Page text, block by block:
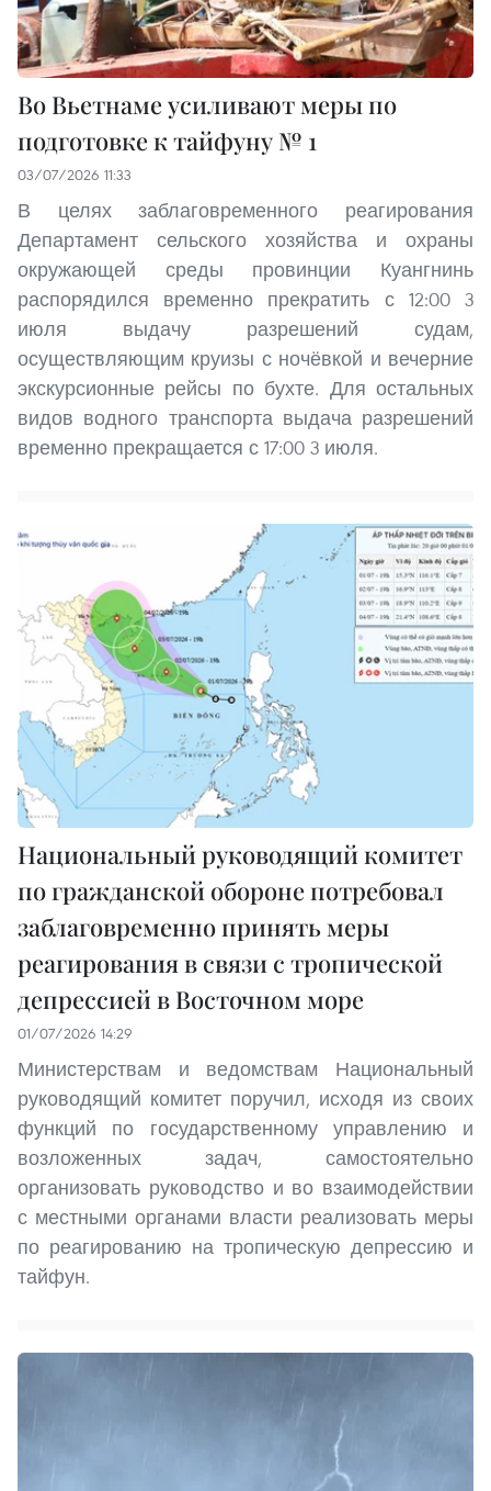
Во Вьетнаме усиливают меры по
подготовке к тайфуну № 1
03/07/2026 11:33
В целях заблаговременного реагирования
Департамент сельского хозяйства и охраны
окружающей среды провинции Куангнинь
распорядился временно прекратить с 12:00 3
июля выдачу разрешений судам,
осуществляющим круизы с ночёвкой и вечерние
экскурсионные рейсы по бухте. Для остальных
видов водного транспорта выдача разрешений
временно прекращается с 17:00 3 июля.
Национальный руководящий комитет
по гражданской обороне потребовал
заблаговременно принять меры
реагирования в связи с тропической
депрессией в Восточном море
01/07/2026 14:29
Министерствам и ведомствам Национальный
руководящий комитет поручил, исходя из своих
функций по государственному управлению и
возложенных задач, самостоятельно
организовать руководство и во взаимодействии
с местными органами власти реализовать меры
по реагированию на тропическую депрессию и
тайфун.